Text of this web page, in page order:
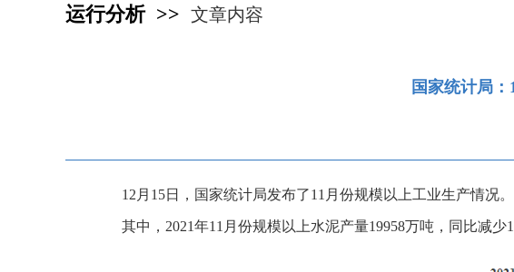
运行分析 >> 文章内容
国家统计局
12月15日，国家统计局发布了11月份规模以上工业生产情况。
其中，2021年11月份规模以上水泥产量19958万吨，同比减少